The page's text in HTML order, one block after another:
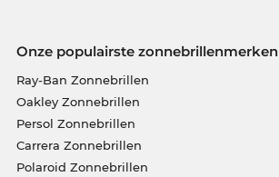
Onze populairste zonnebrillenmerken
Ray-Ban Zonnebrillen
Oakley Zonnebrillen
Persol Zonnebrillen
Carrera Zonnebrillen
Polaroid Zonnebrillen